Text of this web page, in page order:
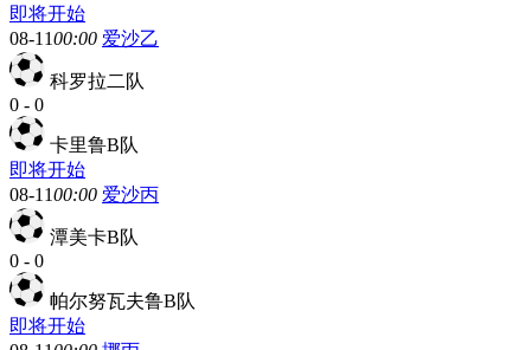
即将开始
08-1100:00 爱沙乙
科罗拉二队
0 - 0
卡里鲁B队
即将开始
08-1100:00 爱沙丙
潭美卡B队
0 - 0
帕尔努瓦夫鲁B队
即将开始